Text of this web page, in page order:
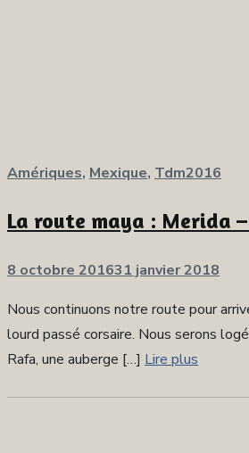
Amériques, Mexique, Tdm2016
La route maya : Merida
Publié
8 octobre 201631 janvier 2018
Nous continuons notre route pour
lourd passé corsaire. Nous serons
Rafa, une auberge […] Lire plus